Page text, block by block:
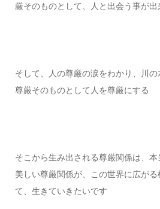
厳そのものとして、人と出会う事が出
そして、人の尊厳の涙をわかり、川の
尊厳そのものとして人を尊厳にする
そこから生み出される尊厳関係は、
美しい尊厳関係が、この世界に広が
て、生きていきたいです